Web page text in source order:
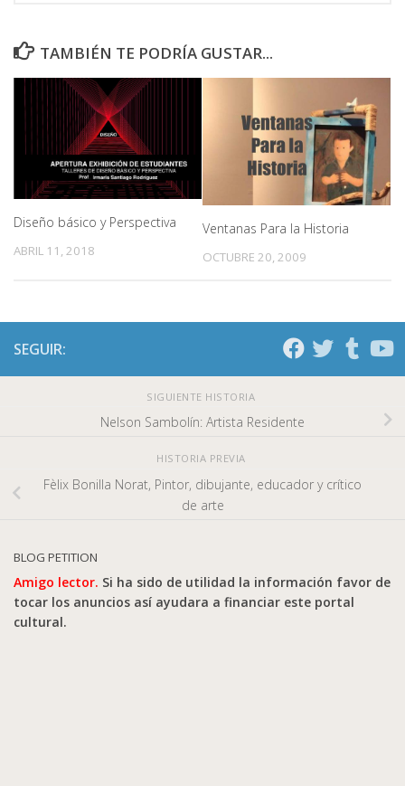
TAMBIÉN TE PODRÍA GUSTAR...
Diseño básico y Perspectiva
ABRIL 11, 2018
Ventanas Para la Historia
OCTUBRE 20, 2009
SEGUIR:
SIGUIENTE HISTORIA
Nelson Sambolín: Artista Residente
HISTORIA PREVIA
Fèlix Bonilla Norat, Pintor, dibujante, educador y crítico
de arte
BLOG PETITION
Amigo lector. Si ha sido de utilidad la información favor de
tocar los anuncios así ayudara a financiar este portal
cultural.